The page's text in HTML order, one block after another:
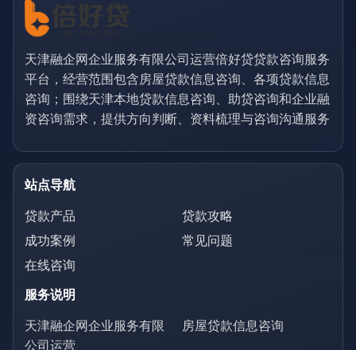
天津融企网企业服务有限公司运营倍好贷贷款咨询服务
平台，经营范围包含房屋贷款信息咨询、各项贷款信息
咨询；围绕天津本地贷款信息咨询、助贷咨询和企业融
资咨询需求，提供方向判断、资料梳理与咨询沟通服务
站点导航
贷款产品
贷款攻略
成功案例
常见问题
在线咨询
服务说明
天津融企网企业服务有限
公司运营
房屋贷款信息咨询